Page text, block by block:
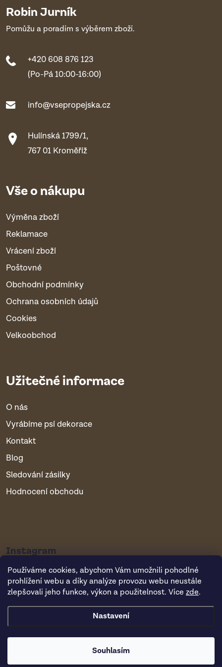
Používáme cookies, abychom Vám umožnili pohodlné
prohlížení webu a díky analýze provozu webu neustále
zlepšovali jeho funkce, výkon a použitelnost. Více zde.
Nastavení
Souhlasím
Robin Jurník
Pomůžu a poradím s výběrem zboží.
+420 608 876 123
(Po-Pá 10:00-16:00)
info@vsepropejska.cz
Hulínská 1799/1,
767 01 Kroměříž
Vše o nákupu
Výměna zboží
Reklamace
Vrácení zboží
Poštovné
Obchodní podmínky
Ochrana osobních údajů
Cookies
Velkoobchod
Užitečné informace
O nás
Vyrábíme psí dekorace
Kontakt
Blog
Sledování zásilky
Hodnocení obchodu
Instagram
Copyright 2026Vsepropejska.cz. Všechna práva vyhrazena.